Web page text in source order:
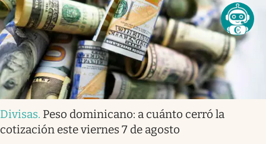
Divisas. Peso dominicano: a cuánto cerró la
cotización este viernes 7 de agosto